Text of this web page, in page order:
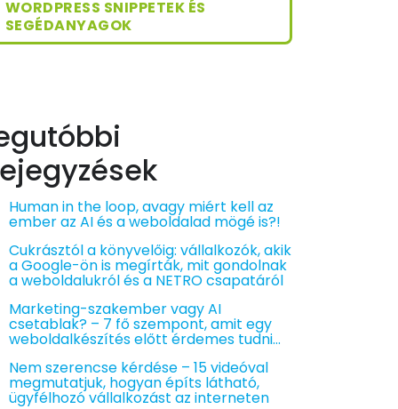
WORDPRESS SNIPPETEK ÉS
SEGÉDANYAGOK
Human in the loop, avagy miért kell az
ember az AI és a weboldalad mögé is?!
Cukrásztól a könyvelőig: vállalkozók, akik
a Google-ön is megírták, mit gondolnak
a weboldalukról és a NETRO csapatáról
Marketing-szakember vagy AI
csetablak? – 7 fő szempont, amit egy
weboldalkészítés előtt érdemes tudni…
Nem szerencse kérdése – 15 videóval
megmutatjuk, hogyan építs látható,
ügyfélhozó vállalkozást az interneten